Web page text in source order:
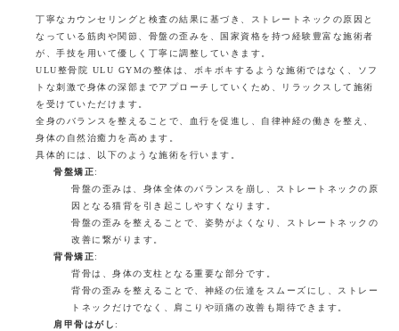
丁寧なカウンセリングと検査の結果に基づき、ストレートネックの原因と
なっている筋肉や関節、骨盤の歪みを、国家資格を持つ経験豊富な施術者
が、手技を用いて優しく丁寧に調整していきます。
ULU整骨院 ULU GYMの整体は、ボキボキするような施術ではなく、ソフ
トな刺激で身体の深部までアプローチしていくため、リラックスして施術
を受けていただけます。
全身のバランスを整えることで、血行を促進し、自律神経の働きを整え、
身体の自然治癒力を高めます。
具体的には、以下のような施術を行います。
骨盤矯正:
骨盤の歪みは、身体全体のバランスを崩し、ストレートネックの原
因となる猫背を引き起こしやすくなります。
骨盤の歪みを整えることで、姿勢がよくなり、ストレートネックの
改善に繋がります。
背骨矯正:
背骨は、身体の支柱となる重要な部分です。
背骨の歪みを整えることで、神経の伝達をスムーズにし、ストレー
トネックだけでなく、肩こりや頭痛の改善も期待できます。
肩甲骨はがし :